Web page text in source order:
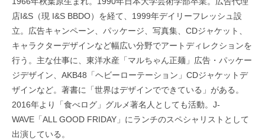
店I&S（現 I&S BBDO）を経て、1999年デイリーフレッシュ設
立。広告キャンペーン、パッケージ、写真集、CDジャケット、
キャラクターデザインなど幅広い分野でアートディレクションを
行う。主な仕事に、東洋水産「マルちゃん正麺」広告・パッケー
ジデザイン、AKB48「ヘビーローテーション」CDジャケットデ
ザインなど。著書に「世界はデザインでできている」がある。
2016年より「食べログ」グルメ著名人としても活動。J-
WAVE「ALL GOOD FRIDAY」にランチのスペシャリストとして
出演している。